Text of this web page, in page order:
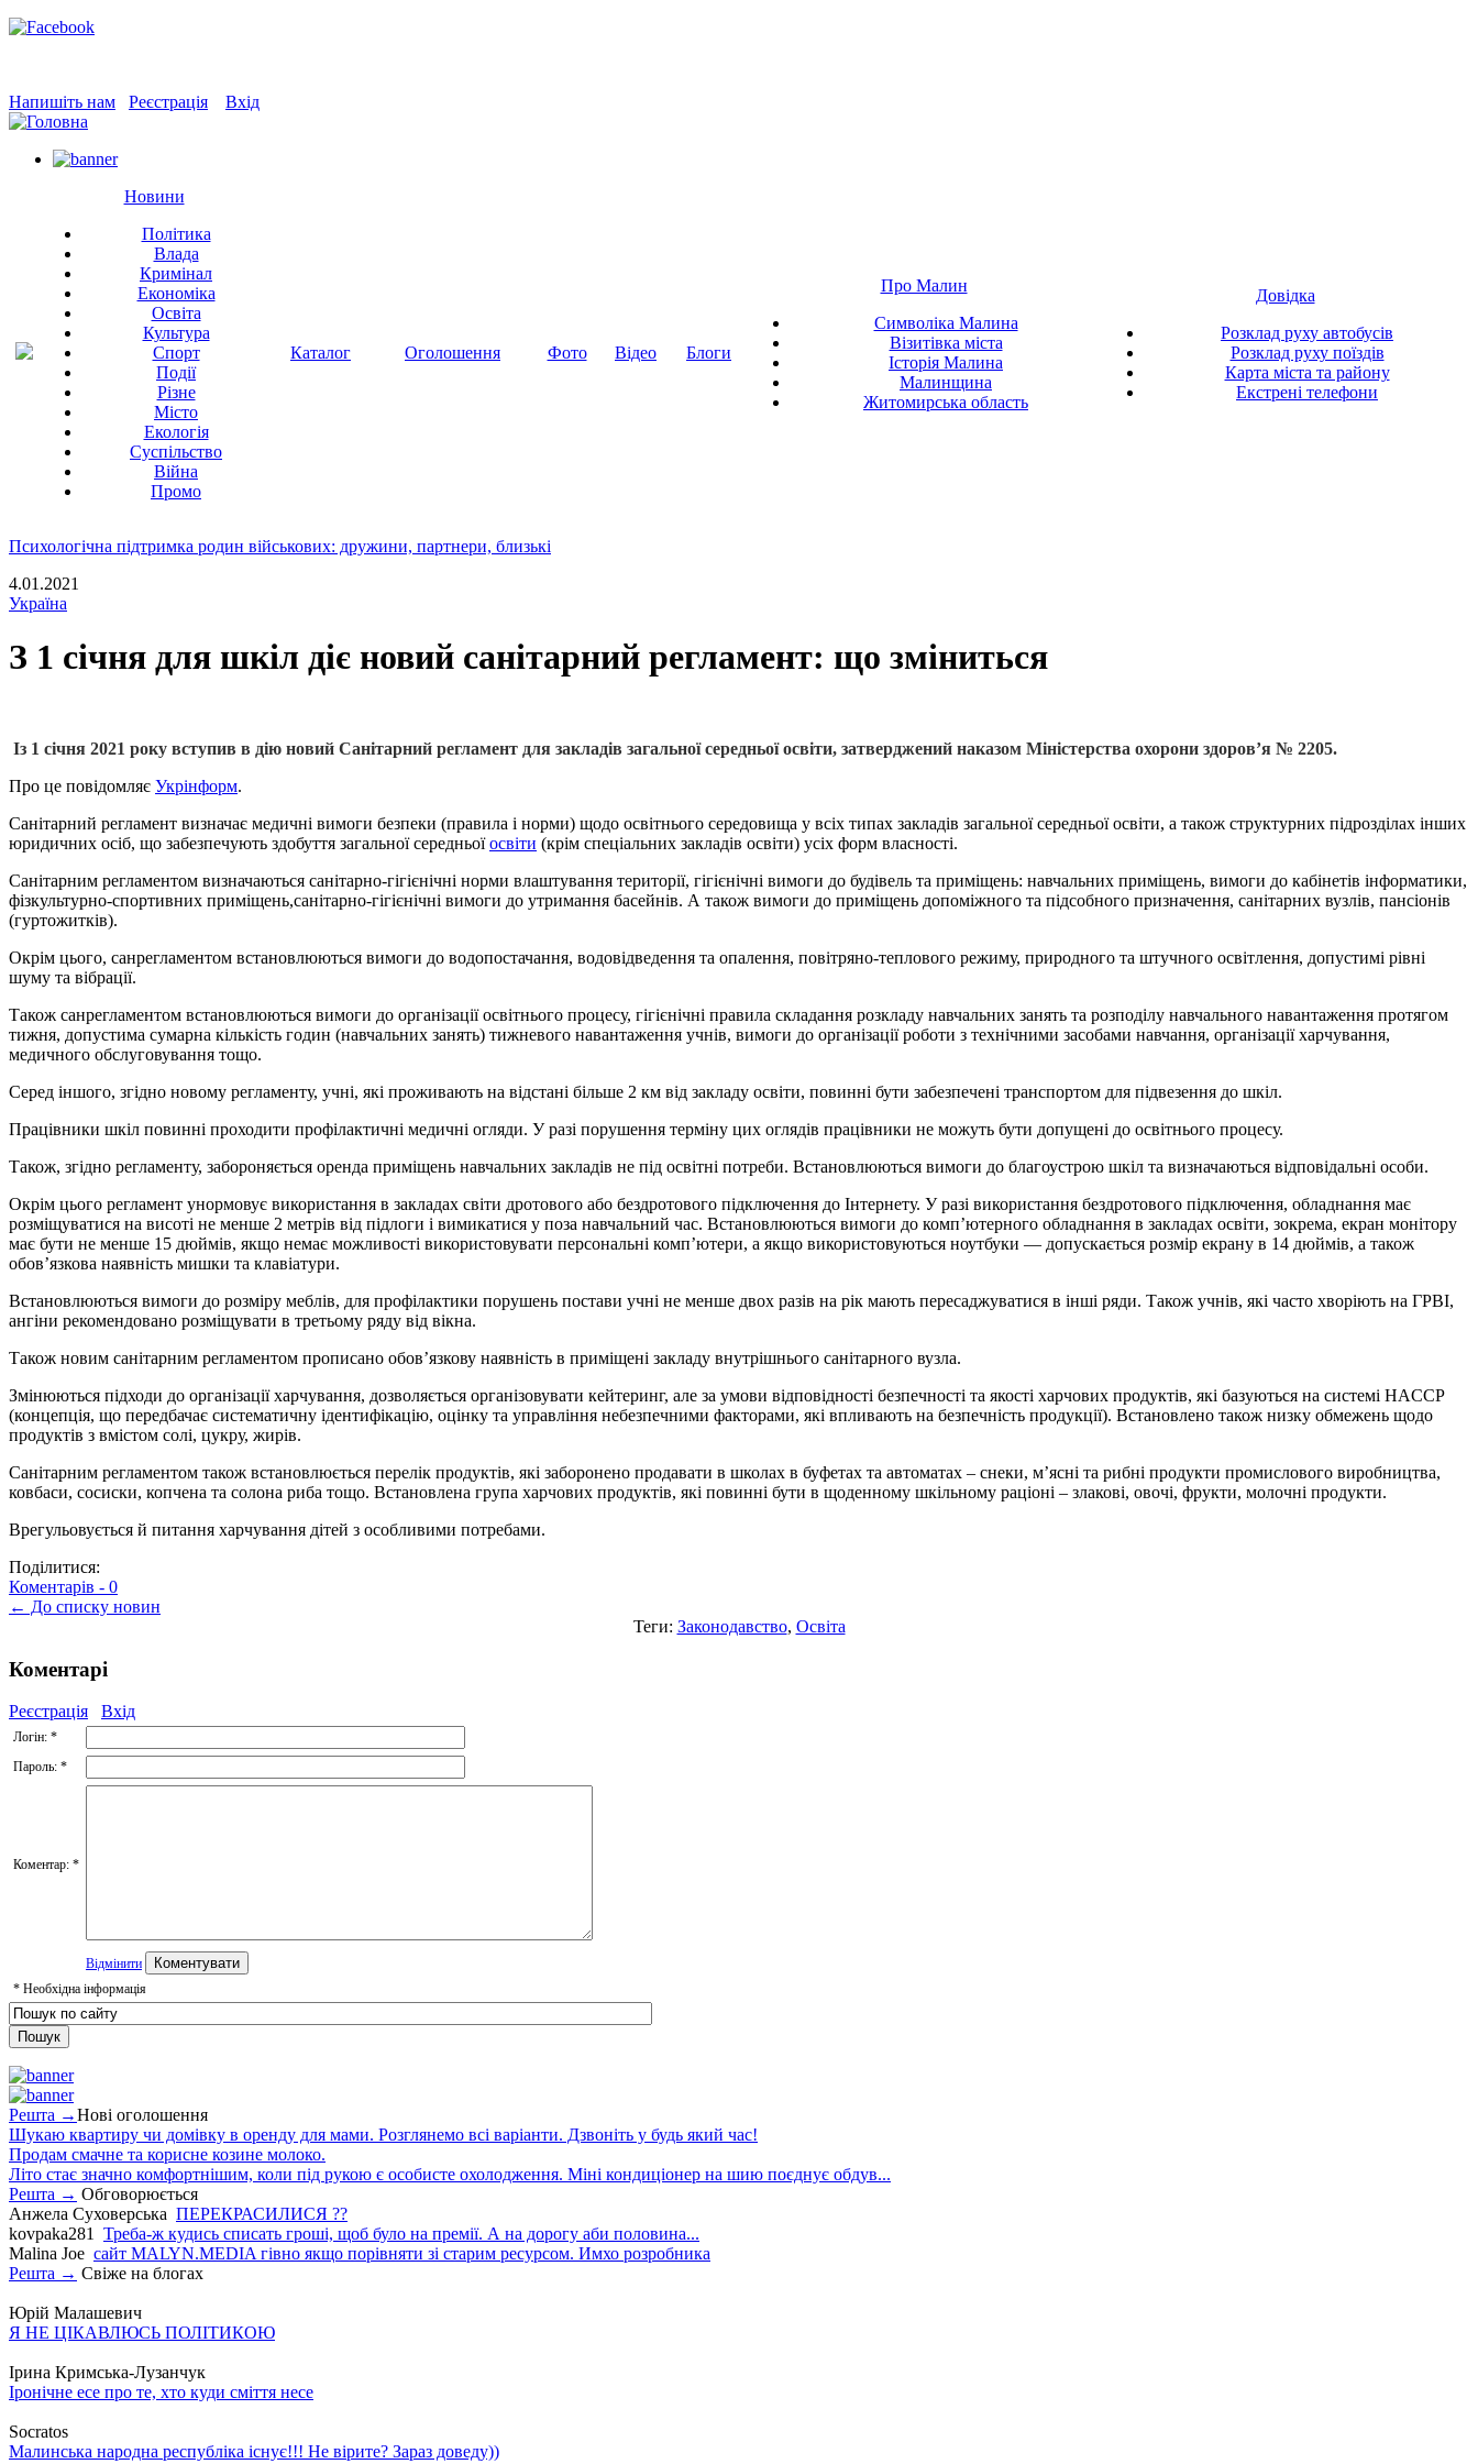
Напишіть нам Реєстрація Вхід
Новини
Політика
Влада
Кримінал
Економіка
Освіта
Культура
Спорт
Події
Різне
Місто
Екологія
Суспільство
Війна
Промо
Каталог Оголошення Фото Відео Блоги
Про Малин
Символіка Малина
Візитівка міста
Історія Малина
Малинщина
Житомирська область
Довідка
Розклад руху автобусів
Розклад руху поїздів
Карта міста та району
Екстрені телефони
Психологічна підтримка родин військових: дружини, партнери, близькі
4.01.2021
Україна
З 1 січня для шкіл діє новий санітарний регламент: що зміниться
Із 1 січня 2021 року вступив в дію новий Санітарний регламент для закладів загальної середньої освіти, затверджений наказом Міністерства охорони здоров’я № 2205.
Про це повідомляє Укрінформ.
Санітарний регламент визначає медичні вимоги безпеки (правила і норми) щодо освітнього середовища у всіх типах закладів загальної середньої освіти, а також структурних підрозділах інших
юридичних осіб, що забезпечують здобуття загальної середньоїосвіти (крім спеціальних закладів освіти) усіх форм власності.
Санітарним регламентом визначаються санітарно-гігієнічні норми влаштування території, гігієнічні вимоги до будівель та приміщень: навчальних приміщень, вимоги до кабінетів інформатики,
фізкультурно-спортивних приміщень,санітарно-гігієнічні вимоги до утримання басейнів. А також вимоги до приміщень допоміжного та підсобного призначення, санітарних вузлів, пансіонів
(гуртожитків).
Окрім цього, санрегламентом встановлюються вимоги до водопостачання, водовідведення та опалення, повітряно-теплового режиму, природного та штучного освітлення, допустимі рівні
шуму та вібрації.
Також санрегламентом встановлюються вимоги до організації освітнього процесу, гігієнічні правила складання розкладу навчальних занять та розподілу навчального навантаження протягом
тижня, допустима сумарна кількість годин (навчальних занять) тижневого навантаження учнів, вимоги до організації роботи з технічними засобами навчання, організації харчування,
медичного обслуговування тощо.
Серед іншого, згідно новому регламенту, учні, які проживають на відстані більше 2 км від закладу освіти, повинні бути забезпечені транспортом для підвезення до шкіл.
Працівники шкіл повинні проходити профілактичні медичні огляди. У разі порушення терміну цих оглядів працівники не можуть бути допущені до освітнього процесу.
Також, згідно регламенту, забороняється оренда приміщень навчальних закладів не під освітні потреби. Встановлюються вимоги до благоустрою шкіл та визначаються відповідальні особи.
Окрім цього регламент унормовує використання в закладах світи дротового або бездротового підключення до Інтернету. У разі використання бездротового підключення, обладнання має
розміщуватися на висоті не менше 2 метрів від підлоги і вимикатися у поза навчальний час. Встановлюються вимоги до комп’ютерного обладнання в закладах освіти, зокрема, екран монітору
має бути не менше 15 дюймів, якщо немає можливості використовувати персональні комп’ютери, а якщо використовуються ноутбуки — допускається розмір екрану в 14 дюймів, а також
обов’язкова наявність мишки та клавіатури.
Встановлюються вимоги до розміру меблів, для профілактики порушень постави учні не менше двох разів на рік мають пересаджуватися в інші ряди. Також учнів, які часто хворіють на ГРВІ,
ангіни рекомендовано розміщувати в третьому ряду від вікна.
Також новим санітарним регламентом прописано обов’язкову наявність в приміщені закладу внутрішнього санітарного вузла.
Змінюються підходи до організації харчування, дозволяється організовувати кейтеринг, але за умови відповідності безпечності та якості харчових продуктів, які базуються на системі HACCP
(концепція, що передбачає систематичну ідентифікацію, оцінку та управління небезпечними факторами, які впливають на безпечність продукції). Встановлено також низку обмежень щодо
продуктів з вмістом солі, цукру, жирів.
Санітарним регламентом також встановлюється перелік продуктів, які заборонено продавати в школах в буфетах та автоматах – снеки, м’ясні та рибні продукти промислового виробництва,
ковбаси, сосиски, копчена та солона риба тощо. Встановлена група харчових продуктів, які повинні бути в щоденному шкільному раціоні – злакові, овочі, фрукти, молочні продукти.
Врегульовується й питання харчування дітей з особливими потребами.
Поділитися:
Коментарів - 0
← До списку новин
Теги: Законодавство, Освіта
Коментарі
Реєстрація Вхід
Логін: *
Пароль: *
Коментар: *
Відмінити
* Необхідна інформація
Решта →Нові оголошення
Шукаю квартиру чи домівку в оренду для мами. Розглянемо всі варіанти. Дзвоніть у будь який час!
Продам смачне та корисне козине молоко.
Літо стає значно комфортнішим, коли під рукою є особисте охолодження. Міні кондиціонер на шию поєднує обдув...
Решта → Обговорюється
Анжела Суховерська ПЕРЕКРАСИЛИСЯ ??
kovpaka281
Треба-ж кудись списать гроші, щоб було на премії. А на дорогу аби половина...
Malina Joe сайт MALYN.MEDIA гiвно якщо порiвняти зi старим ресурсом. Имхо розробника
Решта → Свіже на блогах
Юрій Малашевич
Я НЕ ЦІКАВЛЮСЬ ПОЛІТИКОЮ
Ірина Кримська-Лузанчук
Іронічне есе про те, хто куди сміття несе
Socratos
Малинська народна республіка існує!!! Не вірите? Зараз доведу))